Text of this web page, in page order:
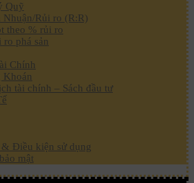
Quỹ
Rủi ro (R:R)
theo % rủi ro
phá sản
Chính
Khoán
tài chính – Sách đầu tư
Điều kiện sử dụng
mật